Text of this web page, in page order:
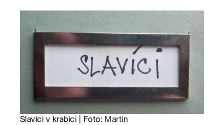
Slavíci v krabici | Foto: Martin